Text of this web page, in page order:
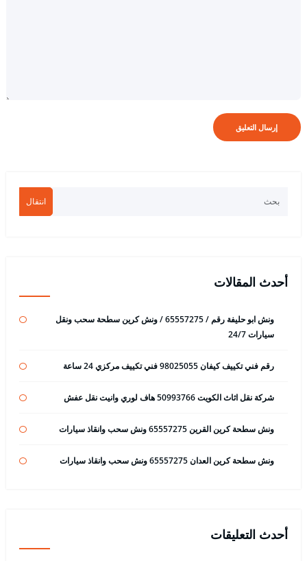
انتقال
أحدث المقالات
ونش ابو حليفة رقم / 65557275 / ونش كرين سطحة سحب ونقل
سيارات 24/7
رقم فني تكييف كيفان 98025055 فني تكييف مركزي 24 ساعة
شركة نقل اثاث الكويت 50993766 هاف لوري وانيت نقل عفش
ونش سطحة كرين القرين 65557275 ونش سحب وانقاذ سيارات
ونش سطحة كرين العدان 65557275 ونش سحب وانقاذ سيارات
أحدث التعليقات